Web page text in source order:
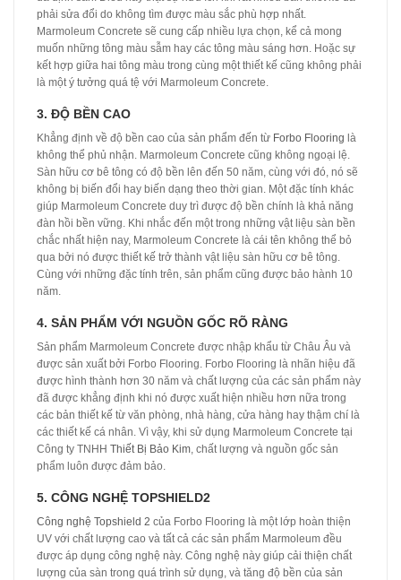
phải sửa đổi do không tìm được màu sắc phù hợp nhất.
Marmoleum Concrete sẽ cung cấp nhiều lựa chọn, kể cả mong
muốn những tông màu sẫm hay các tông màu sáng hơn. Hoặc sự
kết hợp giữa hai tông màu trong cùng một thiết kế cũng không phải
là một ý tưởng quá tệ với Marmoleum Concrete.
3. ĐỘ BỀN CAO
Khẳng định về độ bền cao của sản phẩm đến từ Forbo Flooring là
không thể phủ nhận. Marmoleum Concrete cũng không ngoại lệ.
Sàn hữu cơ bê tông có độ bền lên đến 50 năm, cùng với đó, nó sẽ
không bị biến đổi hay biến dạng theo thời gian. Một đặc tính khác
giúp Marmoleum Concrete duy trì được độ bền chính là khả năng
đàn hồi bền vững. Khi nhắc đến một trong những vật liệu sàn bền
chắc nhất hiện nay, Marmoleum Concrete là cái tên không thể bỏ
qua bởi nó được thiết kế trở thành vật liệu sàn hữu cơ bê tông.
Cùng với những đặc tính trên, sản phẩm cũng được bảo hành 10
năm.
4. SẢN PHẨM VỚI NGUỒN GỐC RÕ RÀNG
Sản phẩm Marmoleum Concrete được nhập khẩu từ Châu Âu và
được sản xuất bởi Forbo Flooring. Forbo Flooring là nhãn hiệu đã
được hình thành hơn 30 năm và chất lượng của các sản phẩm này
đã được khẳng định khi nó được xuất hiện nhiều hơn nữa trong
các bản thiết kế từ văn phòng, nhà hàng, cửa hàng hay thậm chí là
các thiết kế cá nhân. Vì vậy, khi sử dụng Marmoleum Concrete tại
Công ty TNHH Thiết Bị Bảo Kim , chất lượng và nguồn gốc sản
phẩm luôn được đảm bảo.
5. CÔNG NGHỆ TOPSHIELD2
Công nghệ Topshield 2 của Forbo Flooring là một lớp hoàn thiện
UV với chất lượng cao và tất cả các sản phẩm Marmoleum đều
được áp dụng công nghệ này. Công nghệ này giúp cải thiện chất
lượng của sàn trong quá trình sử dụng, và tăng độ bền của sản